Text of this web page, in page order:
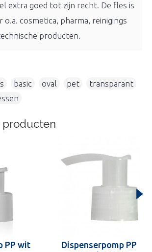
extra goed tot zijn recht. De fles is
o.a. cosmetica, pharma, reinigings
producten.
basic oval pet transparant
producten
PP wit
Dispenserpomp PP